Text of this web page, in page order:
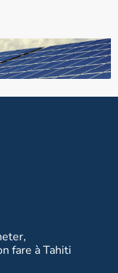
fare à Tahiti